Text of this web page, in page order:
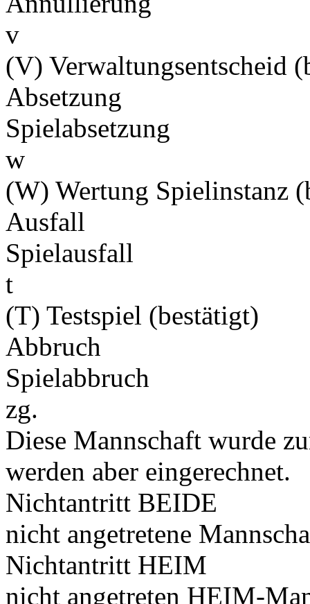
v
(V) Verwaltungsentscheid
Absetzung
Spielabsetzung
w
(W) Wertung Spielinstanz
Ausfall
Spielausfall
t
(T) Testspiel (bestätigt)
Abbruch
Spielabbruch
zg.
Diese Mannschaft wurde
werden aber eingerechnet.
Nichtantritt BEIDE
nicht angetretene
Nichtantritt HEIM
nicht angetreten HEIM-